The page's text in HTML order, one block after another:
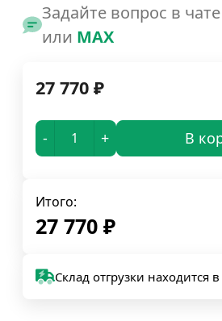
Задайте вопрос в
или MAX
27 770 ₽
- + В
Итого:
27 770 ₽
Склад отгрузки находится